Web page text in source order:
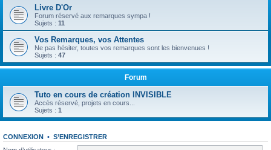
Livre D'Or
Forum réservé aux remarques sympa !
Sujets : 11
Vos Remarques, vos Attentes
Ne pas hésiter, toutes vos remarques sont les bienvenues !
Sujets : 47
Forum
Tuto en cours de création INVISIBLE
Accès réservé, projets en cours...
Sujets : 1
CONNEXION • S’ENREGISTRER